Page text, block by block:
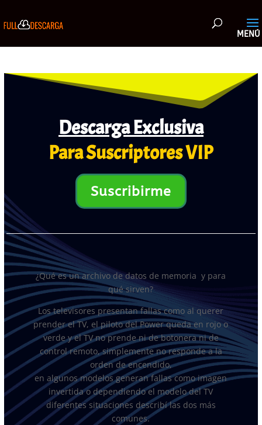
Descarga Exclusiva
Para Suscriptores VIP
Suscribirme
¿Qué es un archivo de datos de memoria y para
qué sirven?
Los televisores presentan fallas como al querer
prender el TV, el piloto del Power queda en rojo o
verde y el TV no prende ni de botonera ni de
control remoto, simplemente no responde a la
orden de encendido,
en algunos modelos generan fallas como imagen
invertida o dependiendo el modelo del TV
diferentes situaciones describí las dos más
comunes.